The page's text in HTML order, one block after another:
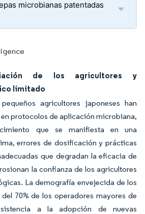
microbianas patentadas
de los agricultores y
limitado
agricultores japoneses han
protocolos de aplicación microbiana,
que se manifiesta en una
errores de dosificación y prácticas
que degradan la eficacia de
la confianza de los agricultores
La demografía envejecida de los
70% de los operadores mayores de
a la adopción de nuevas